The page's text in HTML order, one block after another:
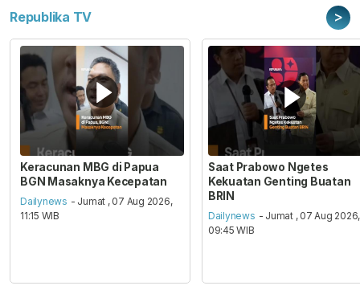
Republika TV >
Keracunan MBG di Papua
BGN Masaknya Kecepatan
Dailynews - Jumat , 07 Aug 2026,
11:15 WIB
Saat Prabowo Ngetes
Kekuatan Genting Buatan
BRIN
Dailynews - Jumat , 07 Aug 2026,
09:45 WIB